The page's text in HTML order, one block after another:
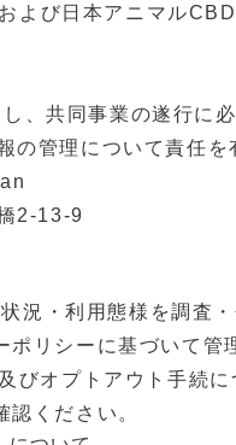
よび⽇本アニマル
し、共同事業の遂⾏に
の管理について責任を
2-13-9
況・利⽤態様を調査
リシーに基づいて管
びオプトアウト⼿続に
認ください。